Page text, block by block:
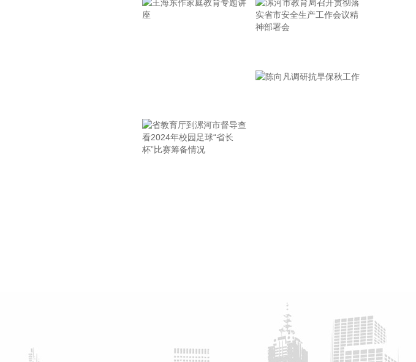
2026-08-08 10:03:14
8月7日，用友网络发布企业AI最新产品与服务矩阵，
三大板块。截至目前，BIP6已搭建数据、模型、平
服务接口。公司董事长王文京对证券时报记者表示，
AI浪潮为企业软件厂商打开广阔发展空间，公司正加
价。禁止具有竞争关系的经营者达成固定或变更商品
座
实省市安全生产工作会议